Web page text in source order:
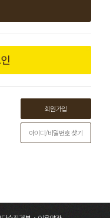
회원가입
아이디/비밀번호 찾기